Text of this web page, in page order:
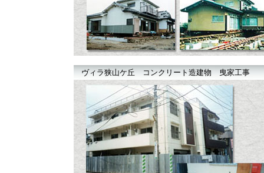
ヴィラ狭山ケ丘 コンクリート造建物 曳家工事